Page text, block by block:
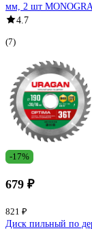
мм, 2 шт
4.7
(7)
-17%
679 ₽
821 ₽
Диск пильный по